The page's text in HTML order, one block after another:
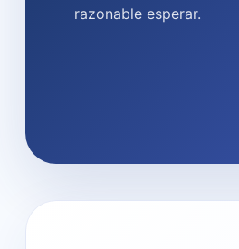
razonable esperar.